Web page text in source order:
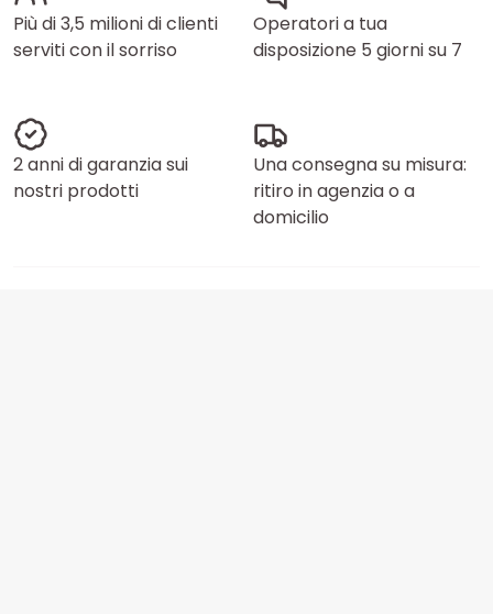
Più di 3,5 milioni di clienti
serviti con il sorriso
Operatori a tua
disposizione 5 giorni su 7
2 anni di garanzia sui
nostri prodotti
Una consegna su misura:
ritiro in agenzia o a
domicilio